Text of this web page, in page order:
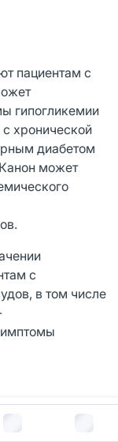
пациентам с
гипогликемии
хронической
диабетом
может
с
в том числе
Карведилол
симптомов